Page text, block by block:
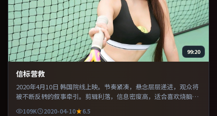
99:20
信标营救
2020年4月10日 韩国院线上映。节奏紧凑，悬念层层递进，观众将
被不断反转的叙事牵引。剪辑利落，信息密度高，适合喜欢烧脑与
推理的观众。推荐给偏爱群像戏与命运母题的影迷。
109K 2020-04-10
6.5